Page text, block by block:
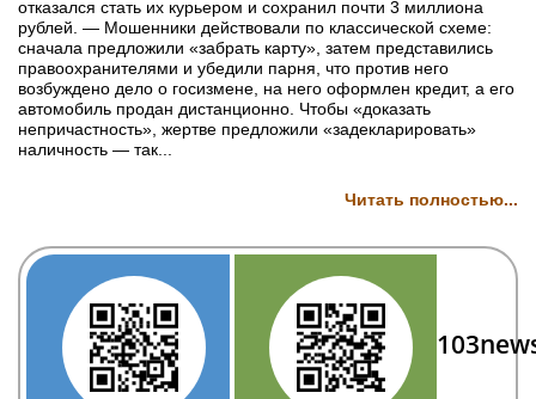
отказался стать их курьером и сохранил почти 3 миллиона
рублей. — Мошенники действовали по классической схеме:
сначала предложили «забрать карту», затем представились
правоохранителями и убедили парня, что против него
возбуждено дело о госизмене, на него оформлен кредит, а его
автомобиль продан дистанционно. Чтобы «доказать
непричастность», жертве предложили «задекларировать»
наличность — так...
Читать полностью...